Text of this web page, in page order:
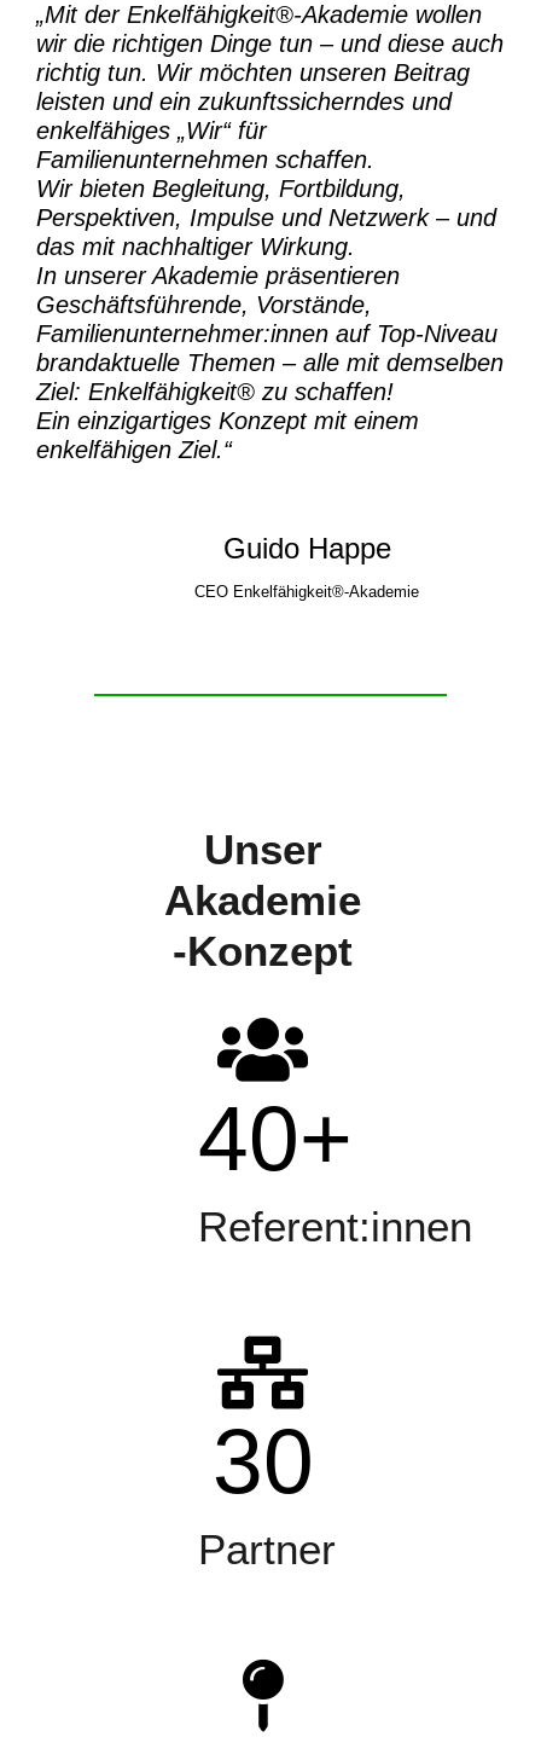
„Mit der Enkelfähigkeit®-Akademiewollen
wir die richtigen Dinge tun – und diese auch
richtig tun. Wir möchten unseren Beitrag
leisten und ein zukunftssicherndes und
enkelfähiges „Wir“ für
Familienunternehmen schaffen.
Wir bieten Begleitung, Fortbildung,
Perspektiven, Impulse und Netzwerk – und
das mit nachhaltiger Wirkung.
In unserer Akademie präsentieren
Geschäftsführende, Vorstände,
Familienunternehmer:innen auf Top-Niveau
brandaktuelle Themen – alle mit demselben
Ziel: Enkelfähigkeit® zu schaffen!
Ein einzigartiges Konzept mit einem
enkelfähigen Ziel.“
Guido Happe
CEO Enkelfähigkeit®-Akademie
Unser
Akademie
-Konzept
40+
Referent:innen
30
Partner